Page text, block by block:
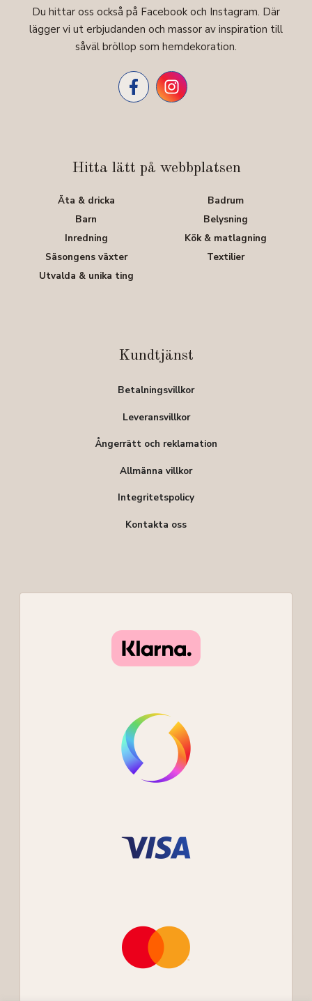
Du hittar oss också på Facebook och Instagram. Där
lägger vi ut erbjudanden och massor av inspiration till
såväl bröllop som hemdekoration.
Hitta lätt på webbplatsen
Äta & dricka
Badrum
Barn
Belysning
Inredning
Kök & matlagning
Säsongens växter
Textilier
Utvalda & unika ting
Kundtjänst
Betalningsvillkor
Leveransvillkor
Ångerrätt och reklamation
Allmänna villkor
Integritetspolicy
Kontakta oss